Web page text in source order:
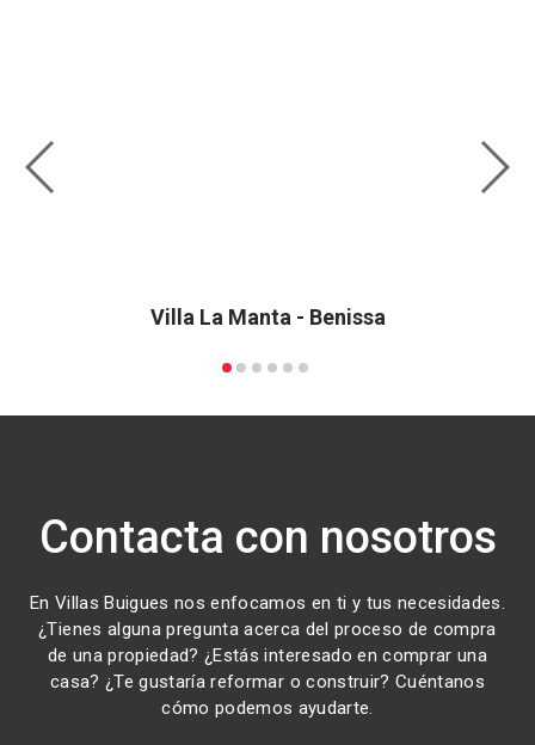
Villa La Manta - Benissa
Contacta con nosotros
En Villas Buigues nos enfocamos en ti y tus necesidades.
¿Tienes alguna pregunta acerca del proceso de compra
de una propiedad? ¿Estás interesado en comprar una
casa? ¿Te gustaría reformar o construir? Cuéntanos
cómo podemos ayudarte.